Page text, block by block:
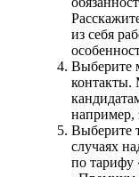
из себя
Выберите
контакты.
например,
Выберите
случаях
по тарифу